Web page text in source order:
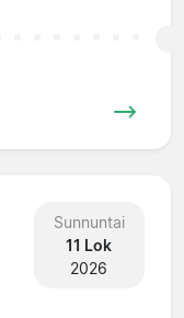
Sunnuntai
11 Lok
2026